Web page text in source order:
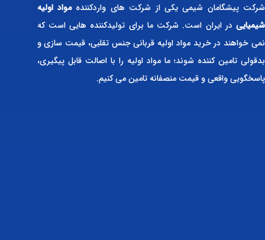
شرکت پیشگامان شیمی یکی از شرکت های واردکنندهمواد اولیه
شیمیایی در ایران است. شرکت ما برای تولیدکننده هایی است که
نمی خواهند در خرید مواد اولیه قربانی جنس تقلبی، قیمت سازی و
بدقولی تامین کننده شوند؛ ما مواد اولیه را با اصالت قابل پیگیری،
پاسخگویی واقعی و قیمت منصفانه تامین می کنیم.